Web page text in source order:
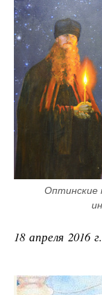
Оптинские
18 апреля 2016 г.